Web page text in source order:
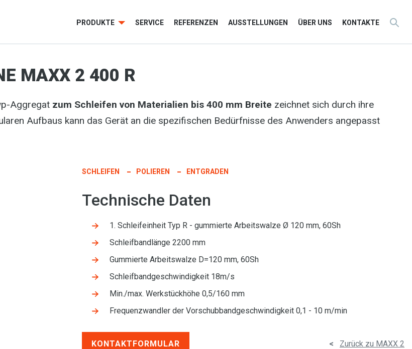
PRODUKTE SERVICE REFERENZEN AUSSTELLUNGEN ÜBER UNS KONTAKTE
MAXX 2 400 R
Aggregat zum Schleifen von Materialien bis 400 mm Breite zeichnet sich durch ihre
Aufbaus kann das Gerät an die spezifischen Bedürfnisse des Anwenders angepasst
SCHLEIFEN POLIEREN ENTGRADEN
Technische Daten
1. Schleifeinheit Typ R - gummierte Arbeitswalze Ø 120 mm, 60Sh
Schleifbandlänge 2200 mm
Gummierte Arbeitswalze D=120 mm, 60Sh
Schleifbandgeschwindigkeit 18m/s
Min./max. Werkstückhöhe 0,5/160 mm
Frequenzwandler der Vorschubbandgeschwindigkeit 0,1 - 10 m/min
KONTAKTFORMULAR < Zurück zu MAXX 2